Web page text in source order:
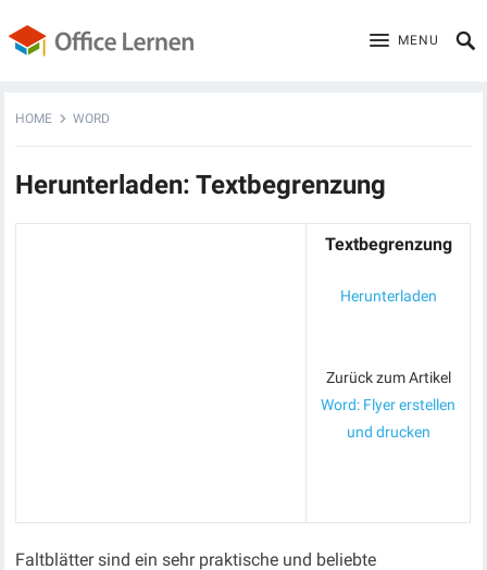
MENU
HOME WORD
Herunterladen: Textbegrenzung
Textbegrenzung
Herunterladen
Zurück zum Artikel
Word: Flyer erstellen
und drucken
Faltblätter sind ein sehr praktische und beliebte